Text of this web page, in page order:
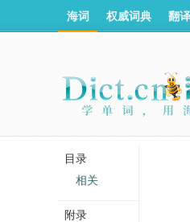
海词 权威词典 翻译
目录
相关
附录